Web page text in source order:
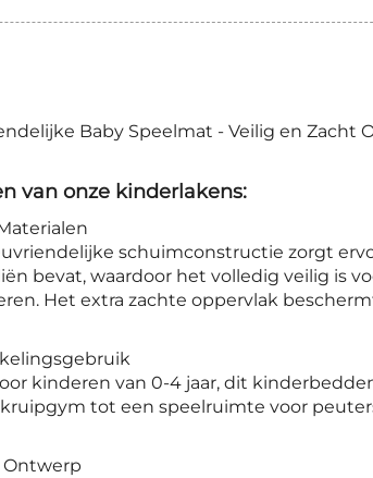
Baby Speelmat - Veilig en Zacht
van onze kinderlakens:
schuimconstructie zorgt
bevat, waardoor het volledig veilig is
Het extra zachte oppervlak
kinderen van 0-4 jaar, dit
tot een speelruimte voor
Ontwerp